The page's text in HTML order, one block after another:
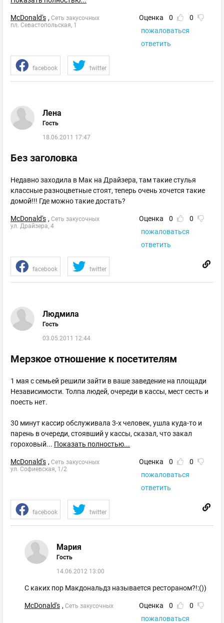
McDonald's , Сеть закусочных
пл. Севастопольская, 1
Оценка 0
0
пожаловаться
ответить
facebook twitter
Лена
Гость
18.06.2011 17:47
Без заголовка
Недавно заходила в Мак на Драйзера, там такие стулья
классные разноцветные стоят, теперь очень хочется такие
домой!!! Где можно такие достать?
McDonald's , Сеть закусочных
ул. Драйзера, 4
Оценка 0
0
пожаловаться
ответить
facebook twitter
Людмила
Гость
03.05.2011 12:44
Мерзкое отношение к посетителям
1 мая с семьей решили зайти в ваше заведение на площади
Независимости. Толпа людей, очереди в кассы, мест сесть и
поесть нет.
30 минут кассир обслуживала 3-х человек, ушла куда-то и
парень в очереди, стоявший у кассы, сказал, что закал
гороховый... Показать полностью...
McDonald's , Сеть закусочных
ул. Софиевская, 1/2
Оценка 0
0
пожаловаться
ответить
facebook twitter
Мария
Гость
14.06.2012 13:00
С каких пор Макдональдз называется рестораном?!:())
McDonald's , Сеть закусочных Оценка 0
0
пожаловаться